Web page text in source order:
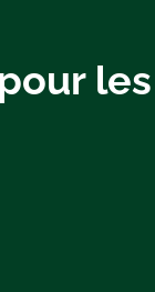
les